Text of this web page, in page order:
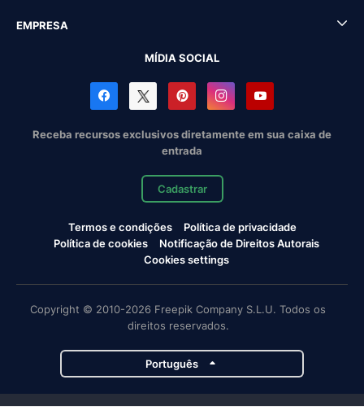
EMPRESA
MÍDIA SOCIAL
Receba recursos exclusivos diretamente em sua caixa de
entrada
Cadastrar
Termos e condições
Política de privacidade
Política de cookies
Notificação de Direitos Autorais
Cookies settings
Copyright © 2010-2026 Freepik Company S.L.U. Todos os
direitos reservados.
Português